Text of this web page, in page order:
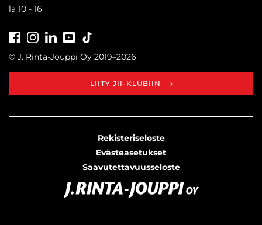
la 10 - 16
FacebookInstagramLinkedInYoutube
© J. Rinta-Jouppi Oy 2019–2026
LIITY JII-KLUBIIN
Rekisteriseloste
Evästeasetukset
Saavutettavuusseloste